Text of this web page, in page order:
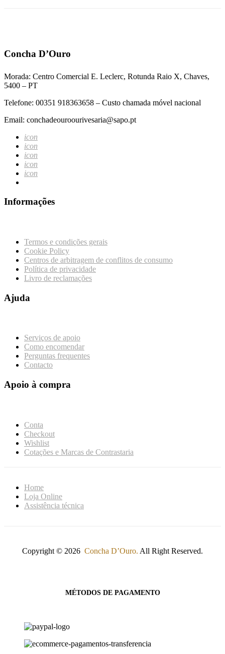
Concha D’Ouro
Morada: Centro Comercial E. Leclerc, Rotunda Raio X, Chaves,
5400 – PT
Telefone: 00351 918363658 – Custo chamada móvel nacional
Email: conchadeouroourivesaria@sapo.pt
icon
icon
icon
icon
icon
Informações
Termos e condições gerais
Cookie Policy
Centros de arbitragem de conflitos de consumo
Política de privacidade
Livro de reclamações
Ajuda
Serviços de apoio
Como encomendar
Perguntas frequentes
Contacto
Apoio à compra
Conta
Checkout
Wishlist
Cotações e Marcas de Contrastaria
Home
Loja Online
Assistência técnica
Copyright © 2026 Concha D’Ouro. All Right Reserved.
MÉTODOS DE PAGAMENTO